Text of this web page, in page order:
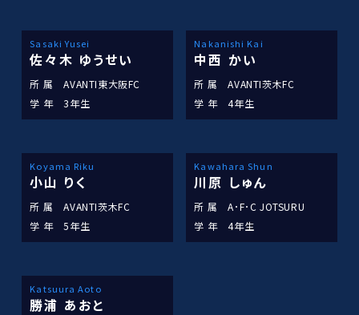
Sasaki Yusei
佐々木 ゆうせい
所 属
AVANTI東大阪FC
学 年
3年生
Nakanishi Kai
中西 かい
所 属
AVANTI茨木FC
学 年
4年生
Koyama Riku
小山 りく
所 属
AVANTI茨木FC
学 年
5年生
Kawahara Shun
川原 しゅん
所 属
A･F･C JOTSURU
学 年
4年生
Katsuura Aoto
勝浦 あおと